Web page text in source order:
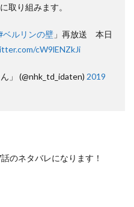
取り組みます。
ベルリンの壁 」再放送 本日
cW9lENZkJi
」 (@nhk_td_idaten) 2019
のネタバレになります！